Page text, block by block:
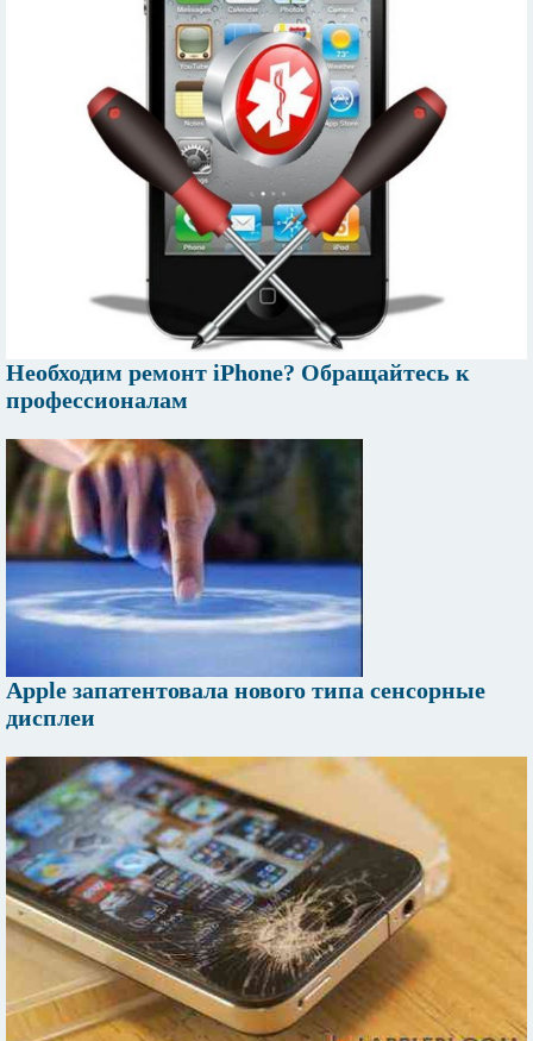
Необходим ремонт iPhone? Обращайтесь к
профессионалам
Apple запатентовала нового типа сенсорные
дисплеи